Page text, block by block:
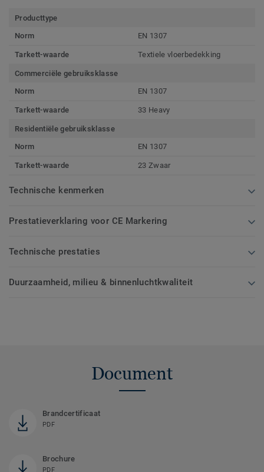
Producttype
Norm
EN 1307
Tarkett-waarde Textiele vloerbedekking
Commerciële gebruiksklasse
Norm
EN 1307
Tarkett-waarde 33 Heavy
Residentiële gebruiksklasse
Norm
EN 1307
Tarkett-waarde 23 Zwaar
Technische kenmerken
Prestatieverklaring voor CE Markering
Technische prestaties
Duurzaamheid, milieu & binnenluchtkwaliteit
Document
Brandcertificaat
PDF
Brochure
PDF